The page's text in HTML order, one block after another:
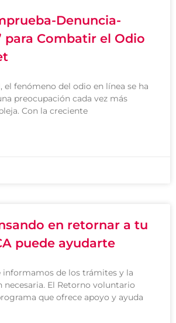
Denuncia-
para Combatir el Odio
el fenómeno del odio en línea se ha
preocupación cada vez más
Con la creciente
en retornar a tu
puede ayudarte
informamos de los trámites y la
El Retorno voluntario
que ofrece apoyo y ayuda